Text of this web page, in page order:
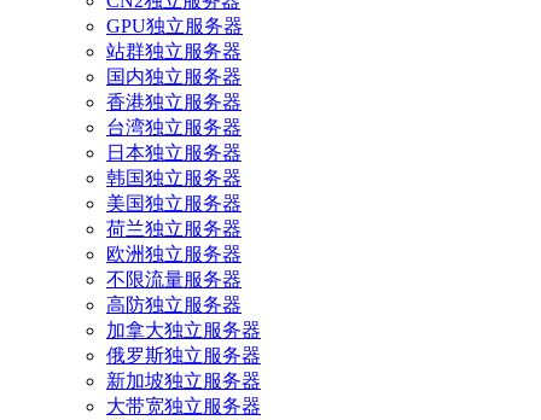
GPU独立服务器
站群独立服务器
国内独立服务器
香港独立服务器
台湾独立服务器
日本独立服务器
韩国独立服务器
美国独立服务器
荷兰独立服务器
欧洲独立服务器
不限流量服务器
高防独立服务器
加拿大独立服务器
俄罗斯独立服务器
新加坡独立服务器
大带宽独立服务器